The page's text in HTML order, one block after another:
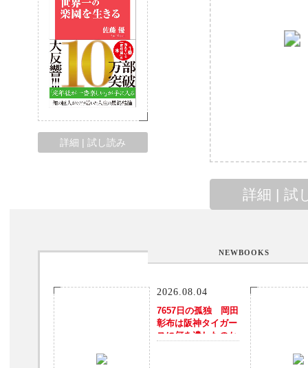
詳細 | 試
詳細 | 試し読み
NEWBOOKS
2026.08.04
7657日の孤独 岡田
彰布は阪神タイガー
スに何を遺したのか